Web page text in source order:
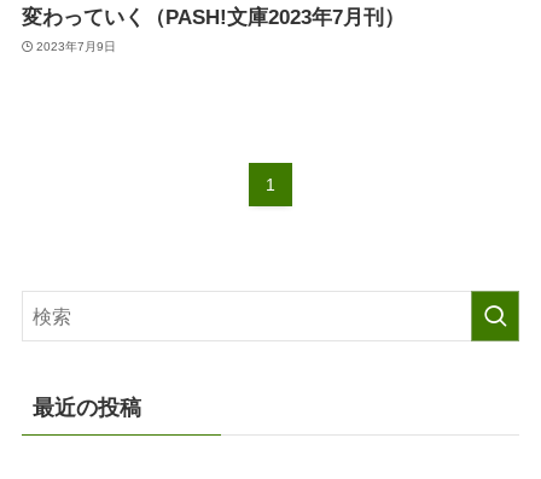
変わっていく（PASH!文庫2023年7月刊）
2023年7月9日
1
最近の投稿